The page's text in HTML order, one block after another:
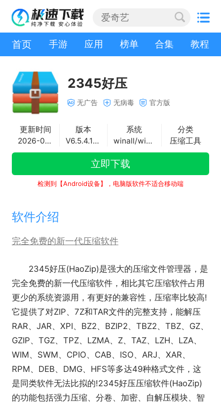
首页 手游 应用 榜单 合集 教程
2345好压
无广告 无病毒 官方版
更新时间
2026-04-17
版本
V6.5.4.11267
系统
winall/win7/win10/win11
分类
压缩工具
立即下载
检测到【Android设备】，电脑版软件不适合移动端
软件介绍
完全免费的新一代压缩软件
2345好压(HaoZip)是强大的压缩文件管理器，是
完全免费的新一代压缩软件，相比其它压缩软件占用
更少的系统资源用，有更好的兼容性，压缩率比较高!
它提供了对ZIP、7Z和TAR文件的完整支持，能解压
RAR、JAR、XPI、BZ2、BZIP2、TBZ2、TBZ、GZ、
GZIP、TGZ、TPZ、LZMA、Z、TAZ、LZH、LZA、
WIM、SWM、CPIO、CAB、ISO、ARJ、XAR、
RPM、DEB、DMG、HFS等多达49种格式文件，这
是同类软件无法比拟的!2345好压压缩软件(HaoZip)
的功能包括强力压缩、分卷、加密、自解压模块、智